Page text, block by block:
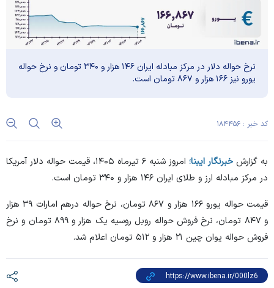
نرخ حواله دلار در مرکز مبادله ایران ۱۴۶ هزار و ۳۴۰ تومان و نرخ حواله
یورو نیز ۱۶۶ هزار و ۸۶۷ تومان است.
کد خبر : ۱۸۴۴۵۶
به گزارش خبرنگار ایبنا؛
امروز شنبه ۶ تیرماه ۱۴۰۵، قیمت حواله دلار آمریکا
در مرکز مبادله ارز و طلای ایران ۱۴۶ هزار و ۳۴۰ تومان است.
قیمت حواله یورو ۱۶۶ هزار و ۸۶۷ تومان، نرخ حواله درهم امارات ۳۹ هزار
و ۸۴۷ تومان، نرخ فروش حواله روبل روسیه یک هزار و ۸۹۹ تومان و نرخ
فروش حواله یوان چین ۲۱ هزار و ۵۱۲ تومان اعلام شد.